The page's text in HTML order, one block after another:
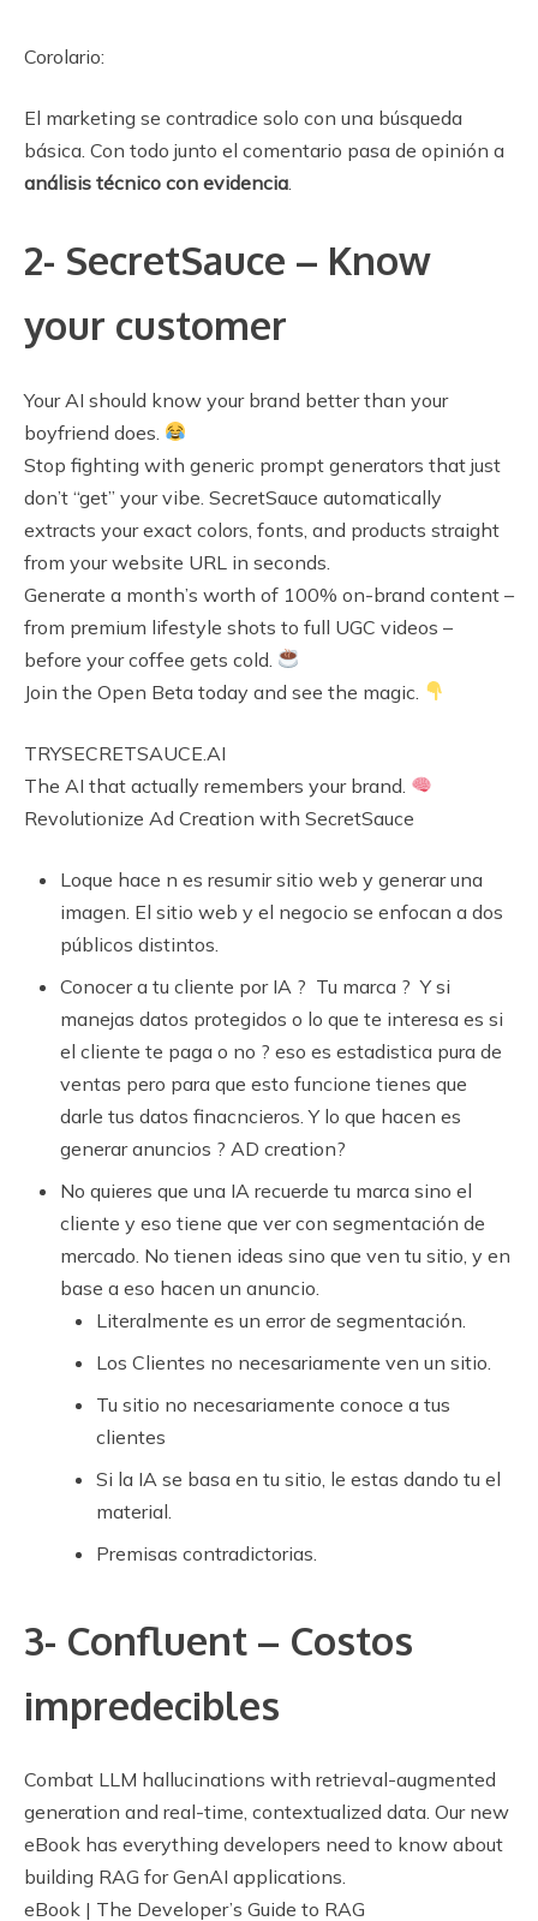
Corolario:
El marketing se contradice solo con una búsqueda
básica. Con todo junto el comentario pasa de opinión a
análisis técnico con evidencia.
2- SecretSauce – Know
your customer
Your AI should know your brand better than your
boyfriend does.
Stop fighting with generic prompt generators that just
don’t “get” your vibe. SecretSauce automatically
extracts your exact colors, fonts, and products straight
from your website URL in seconds.
Generate a month’s worth of 100% on-brand content –
from premium lifestyle shots to full UGC videos –
before your coffee gets cold.
Join the Open Beta today and see the magic.
TRYSECRETSAUCE.AI
The AI that actually remembers your brand.
Revolutionize Ad Creation with SecretSauce
Loque hace n es resumir sitio web y generar una
imagen. El sitio web y el negocio se enfocan a dos
públicos distintos.
Conocer a tu cliente por IA ? Tu marca ? Y si
manejas datos protegidos o lo que te interesa es si
el cliente te paga o no ? eso es estadistica pura de
ventas pero para que esto funcione tienes que
darle tus datos finacncieros. Y lo que hacen es
generar anuncios ? AD creation?
No quieres que una IA recuerde tu marca sino el
cliente y eso tiene que ver con segmentación de
mercado. No tienen ideas sino que ven tu sitio, y en
base a eso hacen un anuncio.
Literalmente es un error de segmentación.
Los Clientes no necesariamente ven un sitio.
Tu sitio no necesariamente conoce a tus
clientes
Si la IA se basa en tu sitio, le estas dando tu el
material.
Premisas contradictorias.
3- Confluent – Costos
impredecibles
Combat LLM hallucinations with retrieval-augmented
generation and real-time, contextualized data. Our new
eBook has everything developers need to know about
building RAG for GenAI applications.
eBook | The Developer’s Guide to RAG